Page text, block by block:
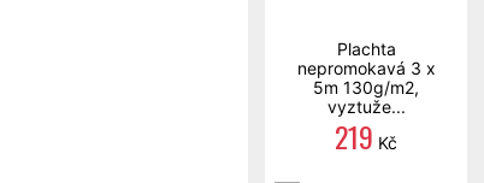
Plachta
nepromokavá 3 x
5m 130g/m2,
vyztuže...
219 Kč